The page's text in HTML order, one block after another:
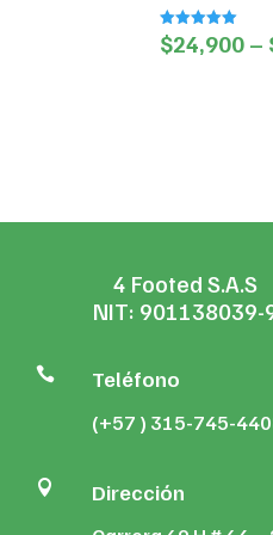
Valorado en
5.00
$24,900 –
4 Footed S.A.S
NIT: 901138039-
 Teléfono
(+57 ) 315-745-
 Dirección